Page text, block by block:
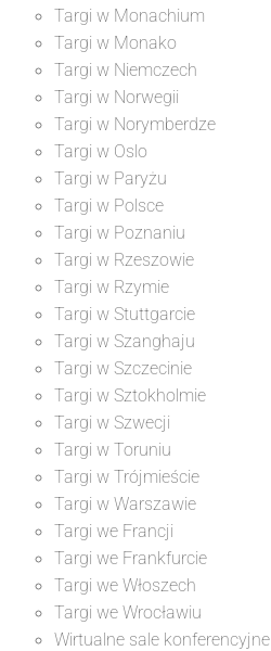
Targi w Monachium
Targi w Monako
Targi w Niemczech
Targi w Norwegii
Targi w Norymberdze
Targi w Oslo
Targi w Paryżu
Targi w Polsce
Targi w Poznaniu
Targi w Rzeszowie
Targi w Rzymie
Targi w Stuttgarcie
Targi w Szanghaju
Targi w Szczecinie
Targi w Sztokholmie
Targi w Szwecji
Targi w Toruniu
Targi w Trójmieście
Targi w Warszawie
Targi we Francji
Targi we Frankfurcie
Targi we Włoszech
Targi we Wrocławiu
Wirtualne sale konferencyjne